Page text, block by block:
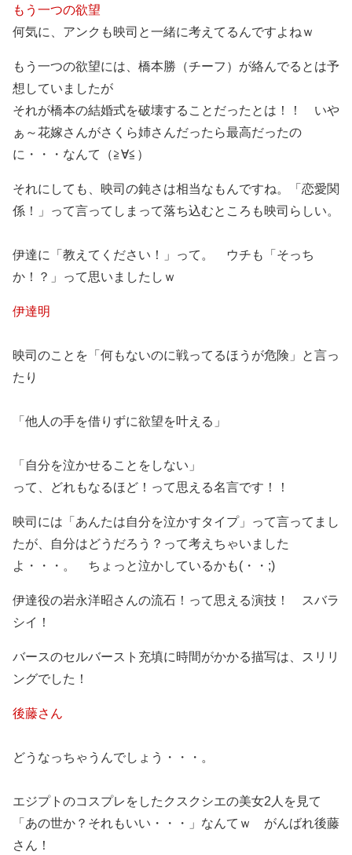
もう一つの欲望
何気に、アンクも映司と一緒に考えてるんですよねｗ
もう一つの欲望には、橋本勝（チーフ）が絡んでるとは予
想していましたが
それが橋本の結婚式を破壊することだったとは！！ いや
ぁ～花嫁さんがさくら姉さんだったら最高だったの
に・・・なんて（≧∀≦）
それにしても、映司の鈍さは相当なもんですね。「恋愛関
係！」って言ってしまって落ち込むところも映司らしい。
伊達に「教えてください！」って。 ウチも「そっち
か！？」って思いましたしｗ
伊達明
映司のことを「何もないのに戦ってるほうが危険」と言っ
たり
「他人の手を借りずに欲望を叶える」
「自分を泣かせることをしない」
って、どれもなるほど！って思える名言です！！
映司には「あんたは自分を泣かすタイプ」って言ってまし
たが、自分はどうだろう？って考えちゃいました
よ・・・。 ちょっと泣かしているかも(・・;)
伊達役の岩永洋昭さんの流石！って思える演技！ スバラ
シイ！
バースのセルバースト充填に時間がかかる描写は、スリリ
ングでした！
後藤さん
どうなっちゃうんでしょう・・・。
エジプトのコスプレをしたクスクシエの美女2人を見て
「あの世か？それもいい・・・」なんてｗ がんばれ後藤
さん！